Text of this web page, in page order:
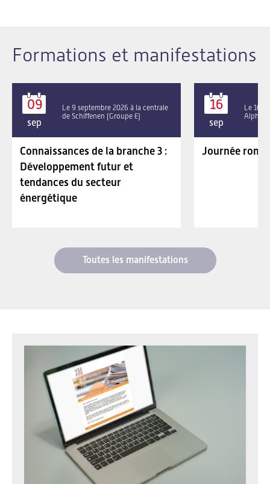
Formations et manifestations
09
sep
Le 9 septembre 2026 à la centrale
de Schiffenen (Groupe E)
Connaissances de la branche 3 :
Développement futur et
tendances du secteur
énergétique
16
sep
Le 16
Alpha
Journée
Toutes les manifestations